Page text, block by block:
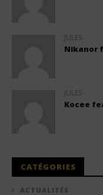
JULES
Nikanor
JULES
Kocee
CATÉGORIES
ACTUALITÉS